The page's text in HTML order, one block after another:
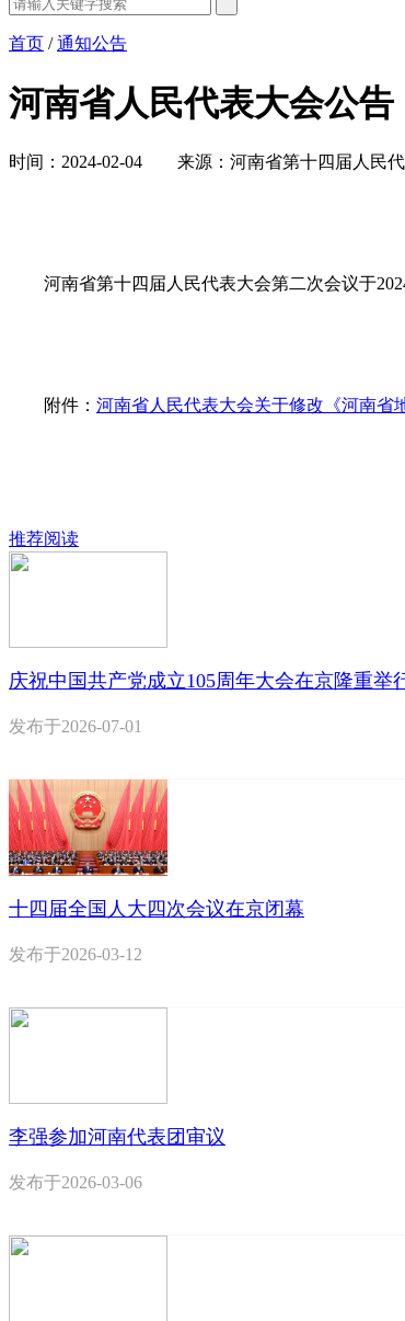
首页 /通知公告
河南省人民代表大会公告
时间：2024-02-04 来源：河南省第十四届人民代
河南省第十四届人民代表大会第二次会议于2024
附件： 河南省人民代表大会关于修改《河南省
推荐阅读
庆祝中国共产党成立105周年大会在京隆重举
发布于2026-07-01
十四届全国人大四次会议在京闭幕
发布于2026-03-12
李强参加河南代表团审议
发布于2026-03-06